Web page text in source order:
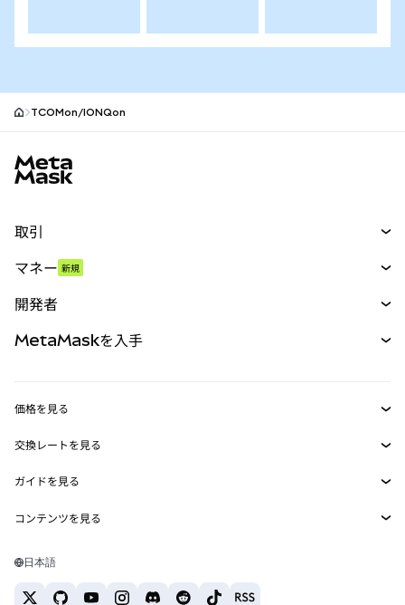
TCOMon/IONQon
取引
パーペチュアル
RWA
マネー 新規
開発者
MetaMask Connect
Snaps
Web3サービス
MetaMaskを入手
セキュリティ
サポート
キャリア
お問い合わせ
価格を見る
イーサリアムの価格
Solanaの価格
Tetherの価格
交換レートを見る
ETH→USD
USDT→INR
BTC→INR
ETH→USDT
ガイドを見る
ETHの購入
コンテンツを見る
Solanaウォレット
日本語